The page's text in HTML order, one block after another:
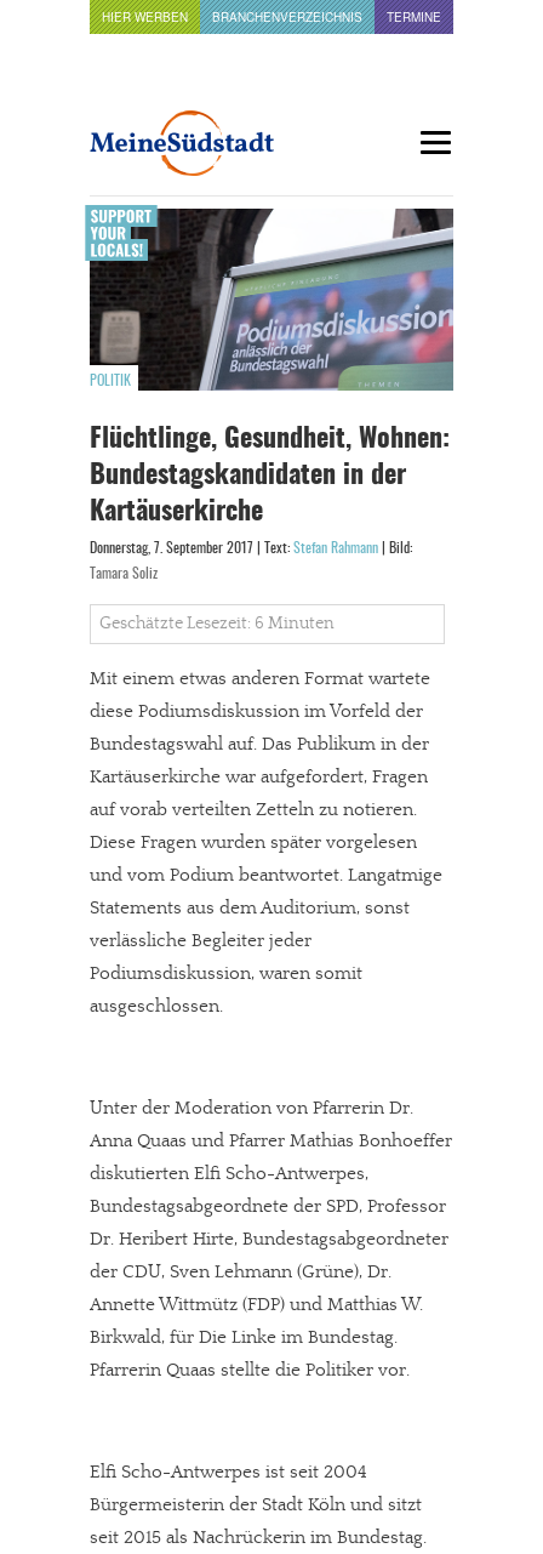
HIER WERBEN BRANCHENVERZEICHNIS TERMINE
POLITIK
Flüchtlinge, Gesundheit, Wohnen:
Bundestagskandidaten in der
Kartäuserkirche
Donnerstag, 7. September 2017 | Text: Stefan Rahmann | Bild:
Tamara Soliz
Geschätzte Lesezeit: 6 Minuten
Mit einem etwas anderen Format wartete
diese Podiumsdiskussion im Vorfeld der
Bundestagswahl auf. Das Publikum in der
Kartäuserkirche war aufgefordert, Fragen
auf vorab verteilten Zetteln zu notieren.
Diese Fragen wurden später vorgelesen
und vom Podium beantwortet. Langatmige
Statements aus dem Auditorium, sonst
verlässliche Begleiter jeder
Podiumsdiskussion, waren somit
ausgeschlossen.
Unter der Moderation von Pfarrerin Dr.
Anna Quaas und Pfarrer Mathias Bonhoeffer
diskutierten Elfi Scho-Antwerpes,
Bundestagsabgeordnete der SPD, Professor
Dr. Heribert Hirte, Bundestagsabgeordneter
der CDU, Sven Lehmann (Grüne), Dr.
Annette Wittmütz (FDP) und Matthias W.
Birkwald, für Die Linke im Bundestag.
Pfarrerin Quaas stellte die Politiker vor.
Elfi Scho-Antwerpes ist seit 2004
Bürgermeisterin der Stadt Köln und sitzt
seit 2015 als Nachrückerin im Bundestag.